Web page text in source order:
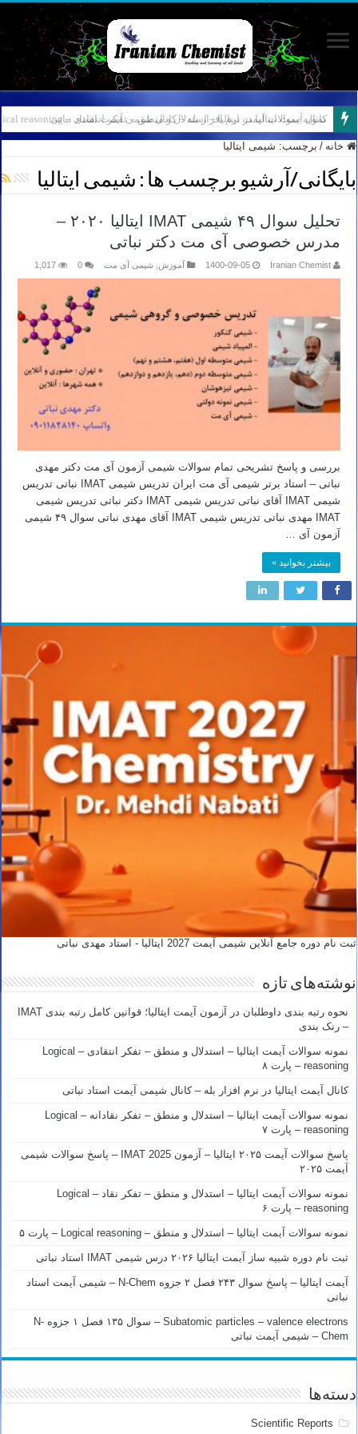
نمونه سوالات آیمت ایتالیا – استدلال و منطق – تفکر انتقادی – Logical reasoning – پارت ۸
کانال آیمت ایتالیا در نرم افزار بله – کانال شیمی آیمت استاد نباتی
خانه / برچسب: شیمی ایتالیا
بایگانی/آرشیو برچسب ها : شیمی ایتالیا
تحلیل سوال ۴۹ شیمی IMAT ایتالیا ۲۰۲۰ –
مدرس خصوصی آی مت دکتر نباتی
Iranian Chemist
1400-09-05 آموزش شیمی آی مت 0
1,017
بررسی و پاسخ تشریحی تمام سوالات شیمی آزمون آی مت دکتر مهدی
نباتی – استاد برتر شیمی آی مت ایران تدریس شیمی IMAT نباتی تدریس
شیمی IMAT آقای نباتی تدریس شیمی IMAT دکتر نباتی تدریس شیمی
IMAT مهدی نباتی تدریس شیمی IMAT آقای مهدی نباتی سوال ۴۹ شیمی
آزمون آی …
بیشتر بخوانید »
ثبت نام دوره جامع آنلاین شیمی آیمت 2027 ایتالیا - استاد مهدی نباتی
نوشته‌های تازه
نحوه رتبه بندی داوطلبان در آزمون آیمت ایتالیا؛ قوانین کامل رتبه بندی IMAT
– رنک بندی
نمونه سوالات آیمت ایتالیا – استدلال و منطق – تفکر انتقادی – Logical
reasoning – پارت ۸
کانال آیمت ایتالیا در نرم افزار بله – کانال شیمی آیمت استاد نباتی
نمونه سوالات آیمت ایتالیا – استدلال و منطق – تفکر نقادانه – Logical
reasoning – پارت ۷
پاسخ سوالات آیمت ۲۰۲۵ ایتالیا – آزمون IMAT 2025 – پاسخ سوالات شیمی
آیمت ۲۰۲۵
نمونه سوالات آیمت ایتالیا – استدلال و منطق – تفکر نقاد – Logical
reasoning – پارت ۶
نمونه سوالات آیمت ایتالیا – استدلال و منطق – Logical reasoning – پارت ۵
ثبت نام دوره شبیه ساز آیمت ایتالیا ۲۰۲۶ درس شیمی IMAT استاد نباتی
آیمت ایتالیا – پاسخ سوال ۲۴۳ فصل ۲ جزوه N-Chem – شیمی آیمت استاد
نباتی
Subatomic particles – valence electrons – سوال ۱۳۵ فصل ۱ جزوه N-
Chem – شیمی آیمت نباتی
دسته‌ها
Scientific Reports